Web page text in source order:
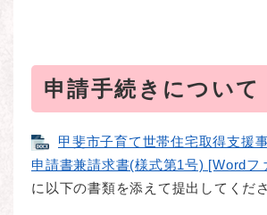
申請手続きについて
甲斐市子育て世帯住宅取得支援
申請書兼請求書(様式第1号) [Wordフ
に以下の書類を添えて提出してくださ